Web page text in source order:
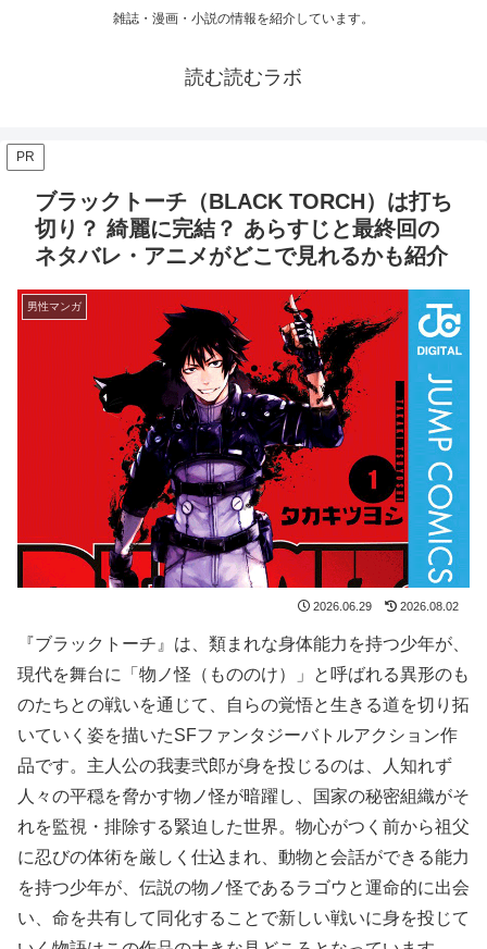
雑誌・漫画・小説の情報を紹介しています。
読む読むラボ
PR
ブラックトーチ（BLACK TORCH）は打ち
切り？ 綺麗に完結？ あらすじと最終回の
ネタバレ・アニメがどこで見れるかも紹介
男性マンガ
2026.06.29 2026.08.02
『ブラックトーチ』は、類まれな身体能力を持つ少年が、
現代を舞台に「物ノ怪（もののけ）」と呼ばれる異形のも
のたちとの戦いを通じて、自らの覚悟と生きる道を切り拓
いていく姿を描いたSFファンタジーバトルアクション作
品です。主人公の我妻弐郎が身を投じるのは、人知れず
人々の平穏を脅かす物ノ怪が暗躍し、国家の秘密組織がそ
れを監視・排除する緊迫した世界。物心がつく前から祖父
に忍びの体術を厳しく仕込まれ、動物と会話ができる能力
を持つ少年が、伝説の物ノ怪であるラゴウと運命的に出会
い、命を共有して同化することで新しい戦いに身を投じて